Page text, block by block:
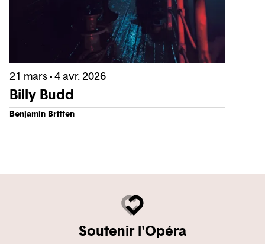
21 mars - 4 avr. 2026
Billy Budd
Benjamin Britten
Soutenir l'Opéra